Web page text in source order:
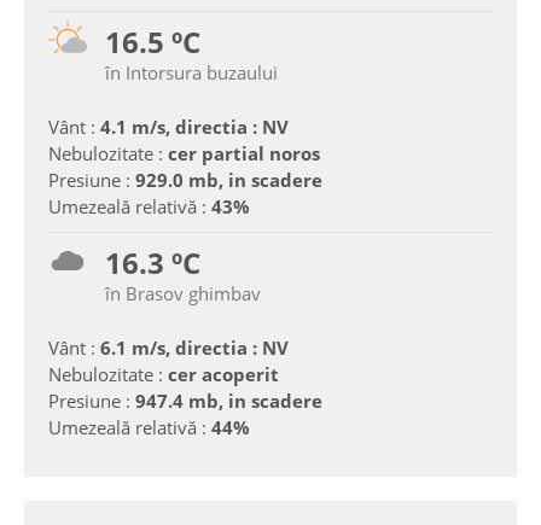
16.5 ºC
în Intorsura buzaului
Vânt : 4.1 m/s, directia : NV
Nebulozitate : cer partial noros
Presiune : 929.0 mb, in scadere
Umezeală relativă : 43%
16.3 ºC
în Brasov ghimbav
Vânt : 6.1 m/s, directia : NV
Nebulozitate : cer acoperit
Presiune : 947.4 mb, in scadere
Umezeală relativă : 44%